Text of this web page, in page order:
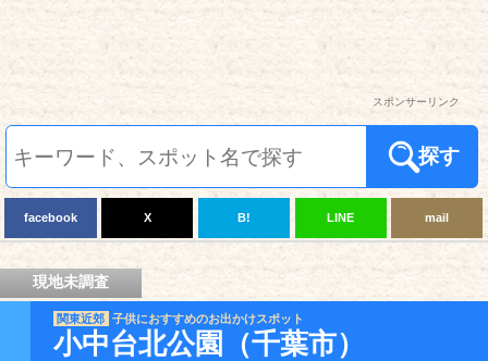
スポンサーリンク
探す
facebook X B! LINE mail
現地未調査
関東近郊 子供におすすめのお出かけスポット
小中台北公園（千葉市）